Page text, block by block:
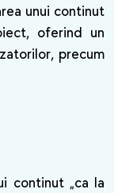
unui continut
oferind un
precum
continut „ca la